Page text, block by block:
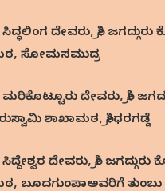
ಸಿದ್ಧಲಿಂಗ ದೇವರು, ಶ್ರೀ
ಸೋಮಸಮುದ್ರ
ಮರಿಕೊಟ್ಟೂರು ದೇವರು, ಶ್ರೀ
ಶಾಖಾಮಠ, ಶ್ರೀಧರಗಡ್ಡೆ
ಸಿದ್ದೇಶ್ವರ ದೇವರು, ಶ್ರೀ
ಬೂದಗುಂಪಾಅವರಿಗೆ